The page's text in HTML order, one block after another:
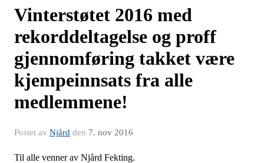
Vinterstøtet 2016 med
rekorddeltagelse og proff
gjennomføring takket være
kjempeinnsats fra alle
medlemmene!
Postet av Njård den 7. nov 2016
Til alle venner av Njård Fekting.